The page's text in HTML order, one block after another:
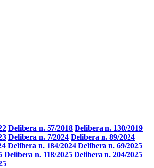
Delibera n. 57/2018 Delibera n. 130/2019
Delibera n. 7/2024 Delibera n. 89/2024
Delibera n. 184/2024 Delibera n. 69/2025
Delibera n. 118/2025 Delibera n. 204/2025